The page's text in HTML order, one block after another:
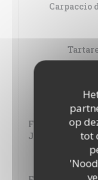
op
tot
Carpaccio
Filet
Jardin